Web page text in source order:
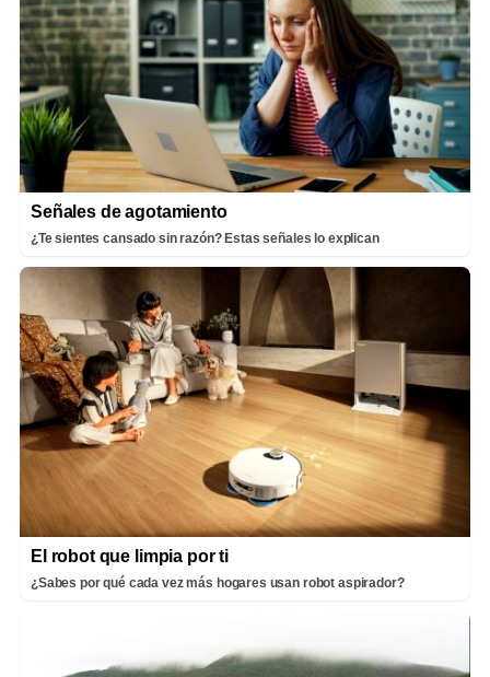
Señales de agotamiento
¿Te sientes cansado sin razón? Estas señales lo explican
El robot que limpia por ti
¿Sabes por qué cada vez más hogares usan robot aspirador?